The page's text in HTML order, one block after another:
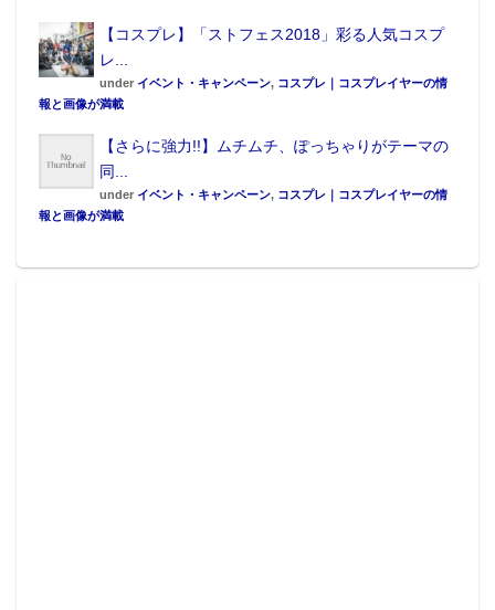
【コスプレ】「ストフェス2018」彩る人気コスプ
レ...
under イベント・キャンペーン, コスプレ｜コスプレイヤーの情
報と画像が満載
【さらに強力!!】ムチムチ、ぽっちゃりがテーマの
同...
under イベント・キャンペーン, コスプレ｜コスプレイヤーの情
報と画像が満載